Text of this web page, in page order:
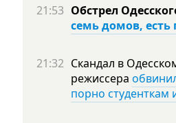
21:53 Обстрел
семь домов,
21:32 Скандал в
режиссера
порно студенткам